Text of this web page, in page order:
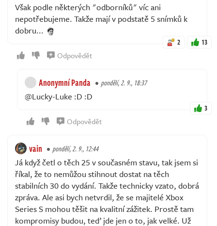
Však podle některých "odborníků" víc ani
nepotřebujeme. Takže mají v podstatě 5 snímků k
dobru...
2 13
Odpovědět
Anonymní Panda pondělí, 2. 9., 18:37
@Lucky-Luke :D :D
3
Odpovědět
vain pondělí, 2. 9., 12:44
Já když četl o těch 25 v současném stavu, tak jsem si
říkal, že to nemůžou stihnout dostat na těch
stabilních 30 do vydání. Takže technicky vzato, dobrá
zpráva. Ale asi bych netvrdil, že se majitelé Xbox
Series S mohou těšit na kvalitní zážitek. Prostě tam
kompromisy budou, teď jde jen o to, jak velké. Už